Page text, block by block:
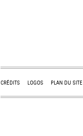
CRÉDITS LOGOS PLAN DU SITE